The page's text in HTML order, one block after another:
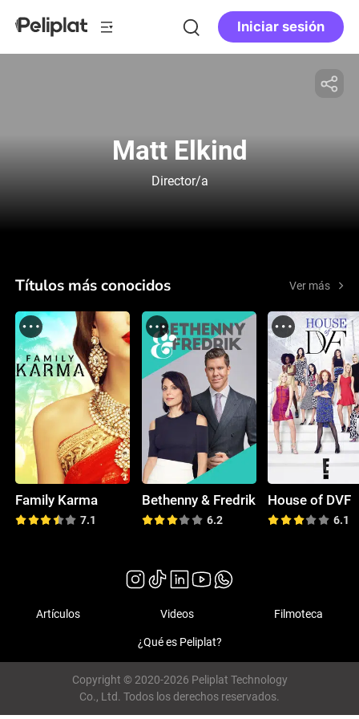
Iniciar sesión
Matt Elkind
Director/a
Títulos más conocidos Ver más
Family Karma
7.1
Bethenny & Fredrik
6.2
House of DVF
6.1
Artículos Videos Filmoteca
¿Qué es Peliplat?
Copyright © 2020-2026 Peliplat Technology
Co., Ltd. Todos los derechos reservados.